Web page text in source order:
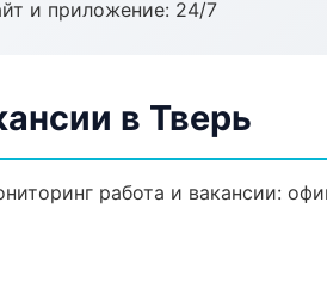
и приложение: 24/7
в Тверь
работа и вакансии: